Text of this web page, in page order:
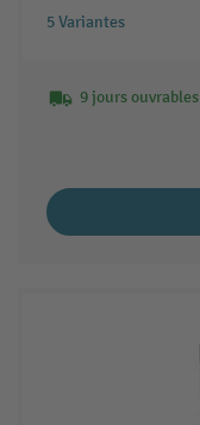
5 Variantes
9 jours ouvrables